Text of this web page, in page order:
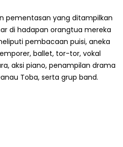
pementasan yang ditampilkan
di hadapan orangtua mereka
pembacaan puisi, aneka
ballet, tor-tor, vokal
aksi piano, penampilan drama
Toba, serta grup band.